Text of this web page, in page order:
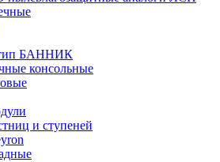
тип БАННИК
консольные
и ступеней